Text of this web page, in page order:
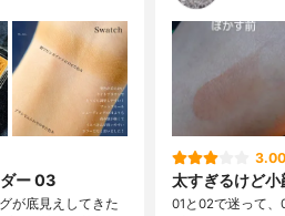
ー 03
が底見えしてきた
3.00
太すぎるけど小
01と02で迷って、